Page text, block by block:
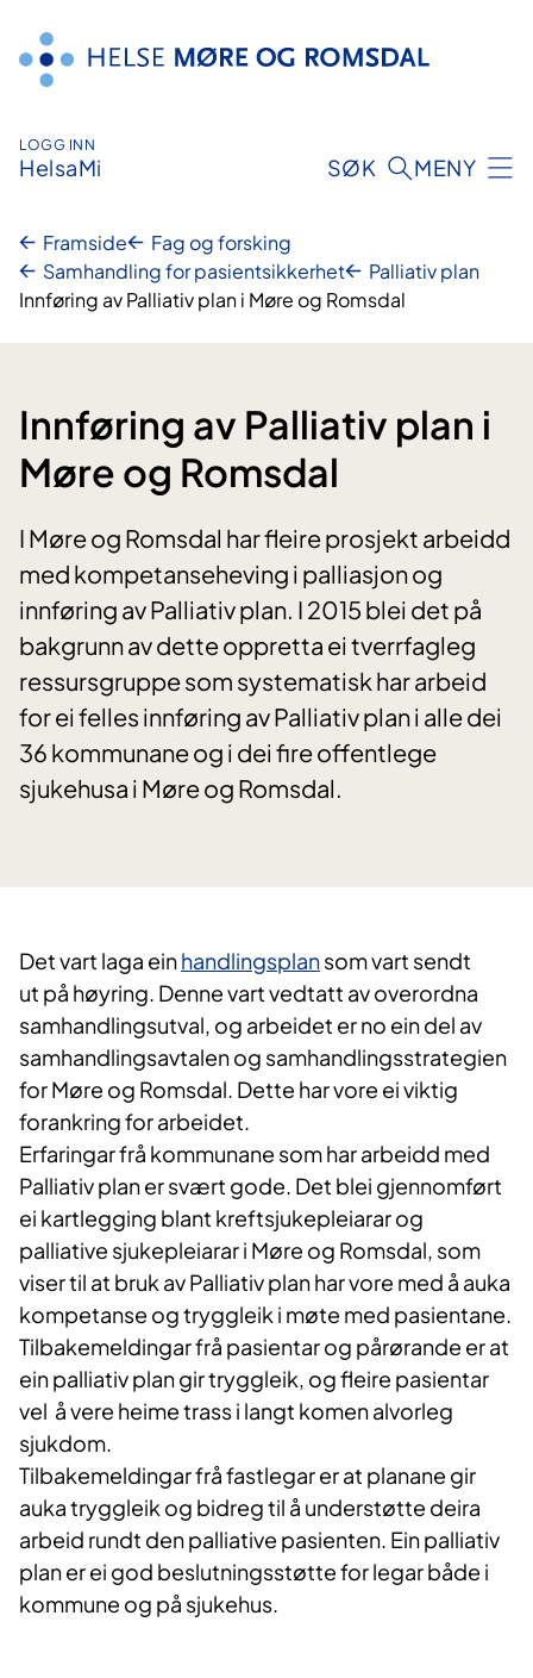
innhald
LOGG INN
HelsaMi SØK MENY
Framside
Fag og forsking
Samhandling for pasientsikkerhet
Palliativ plan
Innføring av Palliativ plan i Møre og Romsdal
Innføring av Palliativ plan i
Møre og Romsdal
I Møre og Romsdal har fleire prosjekt arbeidd
med kompetanseheving i palliasjon og
innføring av Palliativ plan. I 2015 blei det på
bakgrunn av dette oppretta ei tverrfagleg
ressursgruppe som systematisk har arbeid
for ei felles innføring av Palliativ plan i alle dei
36 kommunane og i dei fire offentlege
sjukehusa i Møre og Romsdal.
​Det vart laga einhandlingsplansom vart sendt
ut på høyring. Denne vart vedtatt av overordna
samhandlingsutval, og arbeidet er no ein del av
samhandlingsavtalen og samhandlingsstrategien
for Møre og Romsdal. Dette har vore ei viktig
forankring for arbeidet.
Erfaringar frå kommunane som har arbeidd med
Palliativ plan er svært gode. Det blei gjennomført
ei kartlegging blant kreftsjukepleiarar og
palliative sjukepleiarar i Møre og Romsdal, som
viser til at bruk av Palliativ plan har vore med å auka
kompetanse og tryggleik i møte med pasientane.
Tilbakemeldingar frå pasientar og pårørande er at
ein palliativ plan gir tryggleik, og fleire pasientar
vel å vere heime trass i langt komen alvorleg
sjukdom.
Tilbakemeldingar frå fastlegar er at planane gir
auka tryggleik og bidreg til å understøtte deira
arbeid rundt den palliative pasienten. Ein palliativ
plan er ei god beslutningsstøtte for legar både i
kommune og på sjukehus.